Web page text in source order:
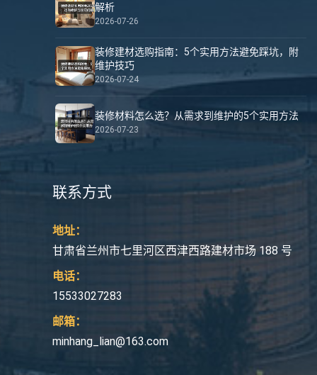
解析
2026-07-26
装修建材选购指南：5个实用方法避免踩坑，附
维护技巧
2026-07-24
装修材料怎么选？从需求到维护的5个实用方法
2026-07-23
联系方式
地址：
甘肃省兰州市七里河区西津西路建材市场 188 号
电话：
15533027283
邮箱：
minhang_lian@163.com